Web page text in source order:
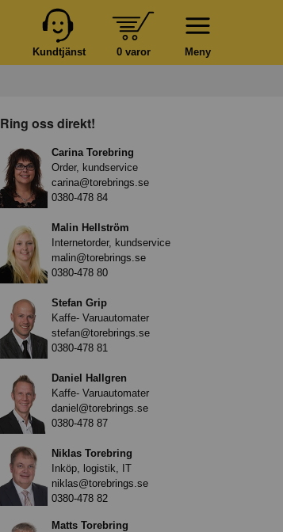
Meny
0 varor
Kundtjänst
Ring oss direkt!
Carina Torebring
Order, kundservice
carina@torebrings.se
0380-478 84
Malin Hellström
Internetorder, kundservice
malin@torebrings.se
0380-478 80
Stefan Grip
Kaffe- Varuautomater
stefan@torebrings.se
0380-478 81
Daniel Hallgren
Kaffe- Varuautomater
daniel@torebrings.se
0380-478 87
Niklas Torebring
Inköp, logistik, IT
niklas@torebrings.se
0380-478 82
Matts Torebring